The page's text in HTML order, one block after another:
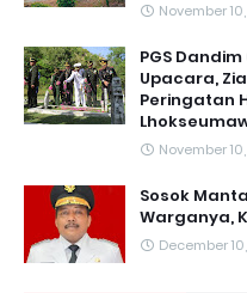
November
PGS
Upacara,
Peringatan
November
Sosok
Warganya,
December